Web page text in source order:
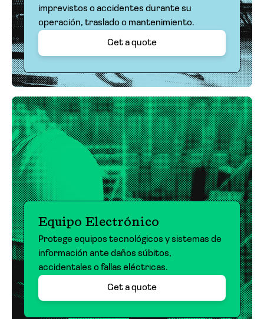
imprevistos o accidentes durante su
operación, traslado o mantenimiento.
Get a quote
Equipo Electrónico
Protege equipos tecnológicos y sistemas de
información ante daños súbitos,
accidentales o fallas eléctricas.
Get a quote